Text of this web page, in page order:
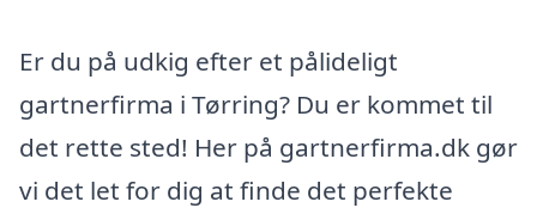
Er du på udkig efter et pålideligt
gartnerfirma i Tørring? Du er kommet til
det rette sted! Her på gartnerfirma.dk gør
vi det let for dig at finde det perfekte